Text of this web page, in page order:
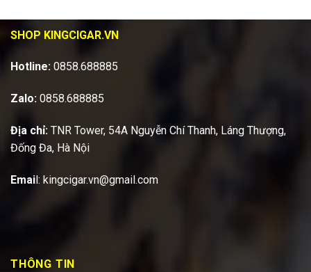
SHOP KINGCIGAR.VN
Hotline: 0858.688885
Zalo: 0858.688885
Địa chỉ: TNR Tower, 54A Nguyễn Chí Thanh, Láng Thượng,
Đống Đa, Hà Nội
Email: kingcigar.vn@gmail.com
THÔNG TIN